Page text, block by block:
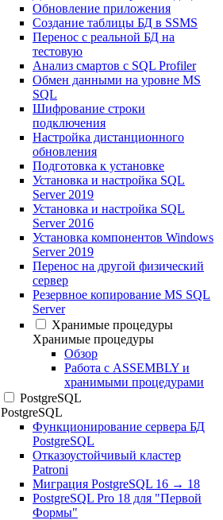
Обновление приложения
Создание таблицы БД в SSMS
Перенос с реальной БД на
тестовую
Анализ смартов с SQL Profiler
Обмен данными на уровне MS
SQL
Шифрование строки
подключения
Настройка дистанционного
обновления
Подготовка к установке
Установка и настройка SQL
Server 2019
Установка и настройка SQL
Server 2016
Установка компонентов Windows
Server 2019
Перенос на другой физический
сервер
Резервное копирование MS SQL
Server
Хранимые процедуры
Хранимые процедуры
Обзор
Работа с ASSEMBLY и
хранимыми процедурами
PostgreSQL
PostgreSQL
Функционирование сервера БД
PostgreSQL
Отказоустойчивый кластер
Patroni
Миграция PostgreSQL 16 → 18
PostgreSQL Pro 18 для "Первой
Формы"